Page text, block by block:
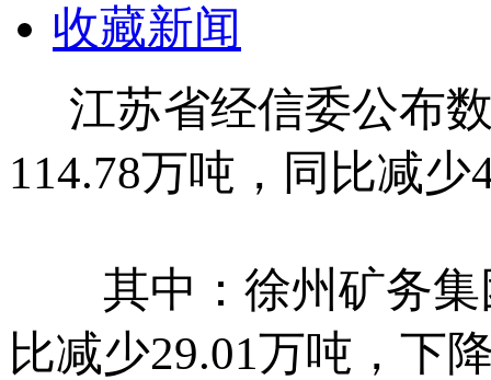
收藏新闻
江苏省经信委公布数
114.78万吨，同比减
其中：徐州矿务集
比减少29.01万吨，下